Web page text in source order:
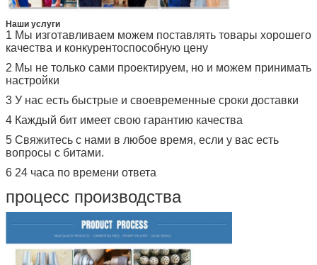
Наши услуги
1 Мы изготавливаем можем поставлять товары хорошего
качества и конкурентоспособную цену
2 Мы не только сами проектируем, но и можем принимать
настройки
3 У нас есть быстрые и своевременные сроки доставки
4 Каждый бит имеет свою гарантию качества
5 Свяжитесь с нами в любое время, если у вас есть
вопросы с битами.
6 24 часа по времени ответа
процесс производства